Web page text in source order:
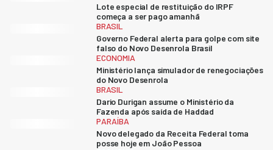
Lote especial de restituição do IRPF
começa a ser pago amanhã
BRASIL
Governo Federal alerta para golpe com site
falso do Novo Desenrola Brasil
ECONOMIA
Ministério lança simulador de renegociações
do Novo Desenrola
BRASIL
Dario Durigan assume o Ministério da
Fazenda após saída de Haddad
PARAÍBA
Novo delegado da Receita Federal toma
posse hoje em João Pessoa